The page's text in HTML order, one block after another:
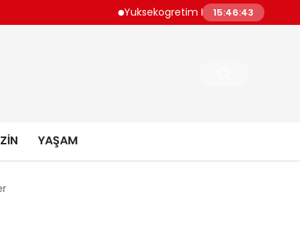
Yuksekogretim Kurulundan Dijital
15:46:44
YAŞAM